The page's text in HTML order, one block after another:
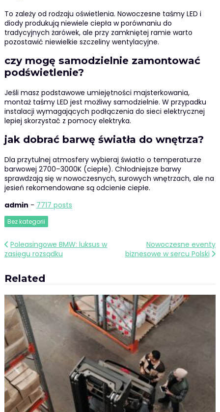
To zależy od rodzaju oświetlenia. Nowoczesne taśmy LED i
diody produkują niewiele ciepła w porównaniu do
tradycyjnych żarówek, ale przy zamkniętej ramie warto
pozostawić niewielkie szczeliny wentylacyjne.
czy mogę samodzielnie zamontować
podświetlenie?
Jeśli masz podstawowe umiejętności majsterkowania,
montaż taśmy LED jest możliwy samodzielnie. W przypadku
instalacji wymagających podłączenia do sieci elektrycznej
lepiej skorzystać z pomocy elektryka.
jak dobrać barwę światła do wnętrza?
Dla przytulnej atmosfery wybieraj światło o temperaturze
barwowej 2700–3000K (ciepłe). Chłodniejsze barwy
sprawdzają się w nowoczesnych, surowych wnętrzach, ale na
jesień rekomendowane są odcienie ciepłe.
admin - 7717 posts
Bez kategorii
Nawigacja
wpisu
Poleasingowe BMW: luksus w
zasięgu rozsądku
Nowoczesne eventy
biznesowe w sercu Polski
Related